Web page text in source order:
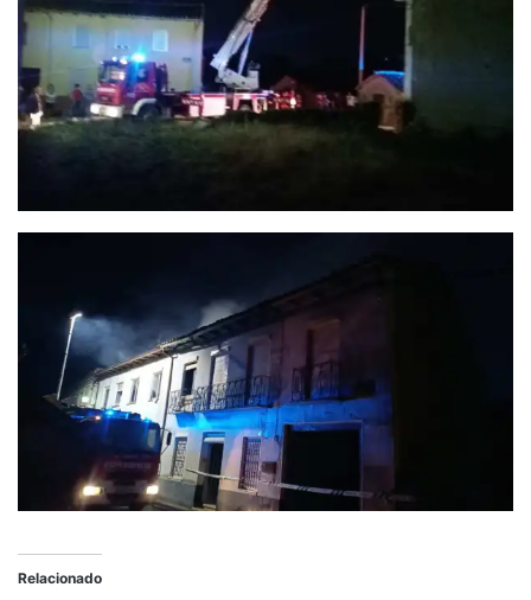
Relacionado